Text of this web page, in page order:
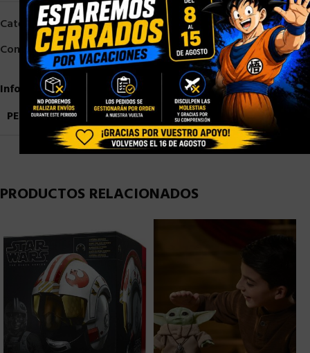
Categorías:HASBRO,HASBRO STAR WARS
Compartir:
Información adicional
PESO
0,9 kg
PRODUCTOS RELACIONADOS